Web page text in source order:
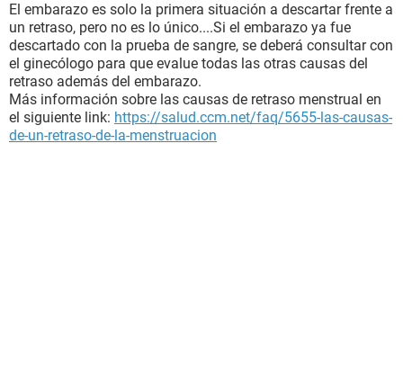
El embarazo es solo la primera situación a descartar frente a
un retraso, pero no es lo único....Si el embarazo ya fue
descartado con la prueba de sangre, se deberá consultar con
el ginecólogo para que evalue todas las otras causas del
retraso además del embarazo.
Más información sobre las causas de retraso menstrual en
el siguiente link: https://salud.ccm.net/faq/5655-las-causas-
de-un-retraso-de-la-menstruacion